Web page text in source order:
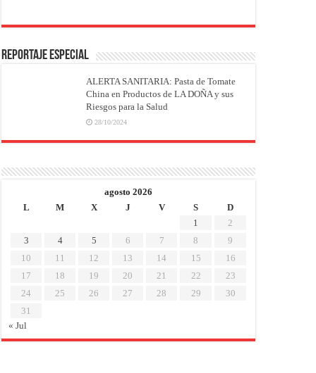
REPORTAJE ESPECIAL
ALERTA SANITARIA: Pasta de Tomate
China en Productos de LA DOÑA y sus
Riesgos para la Salud
28/10/2024
agosto 2026
L
M X J V S
D
1
2
3
4 5 6 7 8
9
10
11 12 13 14 15
16
17
18 19 20 21 22
23
24
25 26 27 28 29
30
31
« Jul